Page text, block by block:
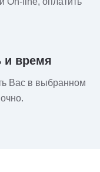
и время
Вас в выбранном